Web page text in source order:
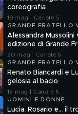
coreografia
19 mag | Canale 5
GRANDE FRATELLO
Alessandra Mussolini
edizione di Grande
20 mag | Canale 5
GRANDE FRATELLO
Renato Biancardi e
gelosia al bacio
13 mag | Canale 5
UOMINI E DONNE
Lucia, Rosario e... il